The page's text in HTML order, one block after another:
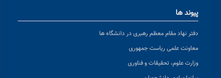
پیوند ها
دفتر نهاد مقام معظم رهبری در دانشگاه ها
معاونت علمی ریاست جمهوری
وزارت علوم، تحقیقات و فناوری